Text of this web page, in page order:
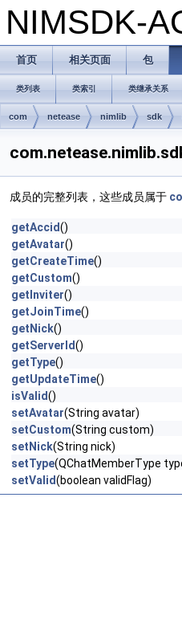
NIMSDK-
首页 相关页面 包
类列表 类索引 类继承关系
com netease nimlib sdk
成员的完整列表，这些成员属于
getAccid()
getAvatar()
getCreateTime()
getCustom()
getInviter()
getJoinTime()
getNick()
getServerId()
getType()
getUpdateTime()
isValid()
setAvatar(String avatar)
setCustom(String custom)
setNick(String nick)
setType(QChatMemberType
setValid(boolean validFlag)